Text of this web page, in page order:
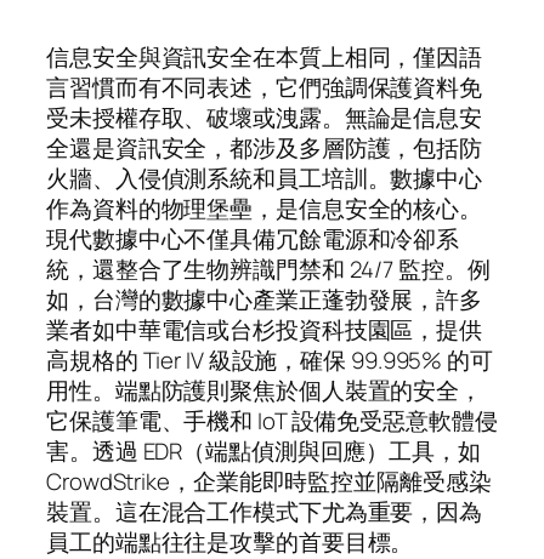
信息安全與資訊安全在本質上相同，僅因語
言習慣而有不同表述，它們強調保護資料免
受未授權存取、破壞或洩露。無論是信息安
全還是資訊安全，都涉及多層防護，包括防
火牆、入侵偵測系統和員工培訓。數據中心
作為資料的物理堡壘，是信息安全的核心。
現代數據中心不僅具備冗餘電源和冷卻系
統，還整合了生物辨識門禁和 24/7 監控。例
如，台灣的數據中心產業正蓬勃發展，許多
業者如中華電信或台杉投資科技園區，提供
高規格的 Tier IV 級設施，確保 99.995% 的可
用性。端點防護則聚焦於個人裝置的安全，
它保護筆電、手機和 IoT 設備免受惡意軟體侵
害。透過 EDR（端點偵測與回應）工具，如
CrowdStrike，企業能即時監控並隔離受感染
裝置。這在混合工作模式下尤為重要，因為
員工的端點往往是攻擊的首要目標。